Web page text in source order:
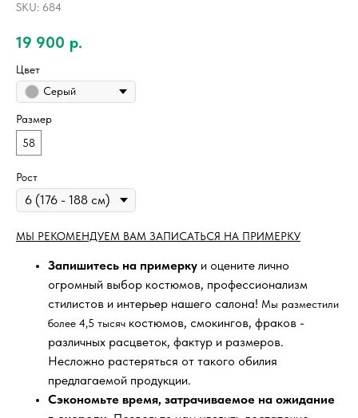
SKU: 684
19 900 р.
Цвет
Серый
Размер
58
Рост
МЫ РЕКОМЕНДУЕМ ВАМ ЗАПИСАТЬСЯ НА ПРИМЕРКУ
Запишитесь на примерку и оцените лично
огромный выбор костюмов, профессионализм
стилистов и интерьер нашего салона! Мы разместили
более 4,5 тысяч костюмов, смокингов, фраков -
различных расцветок, фактур и размеров.
Несложно растеряться от такого обилия
предлагаемой продукции.
Сэкономьте время, затрачиваемое на ожидание